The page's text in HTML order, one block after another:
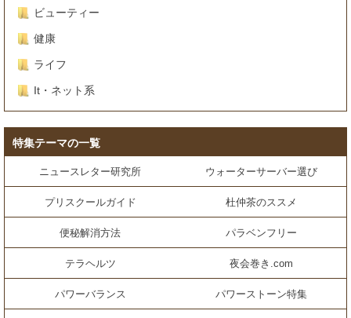
ビューティー
健康
ライフ
It・ネット系
特集テーマの一覧
ニュースレター研究所 ウォーターサーバー選び
プリスクールガイド 杜仲茶のススメ
便秘解消方法 パラベンフリー
テラヘルツ 夜会巻き.com
パワーバランス パワーストーン特集